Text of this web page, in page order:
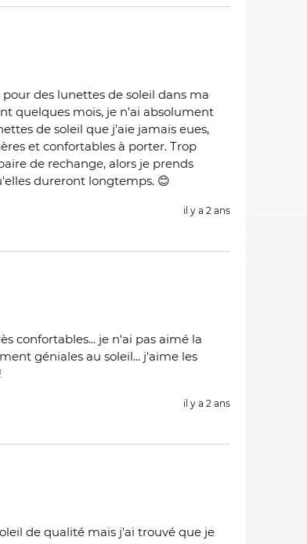
des lunettes de soleil dans ma
quelques mois, je n'ai absolument
de soleil que j'aie jamais eues,
et confortables à porter. Trop
de rechange, alors je prends
dureront longtemps. 😊
il y a 2 ans
confortables... je n'ai pas aimé la
géniales au soleil... j'aime les
il y a 2 ans
de qualité mais j'ai trouvé que je